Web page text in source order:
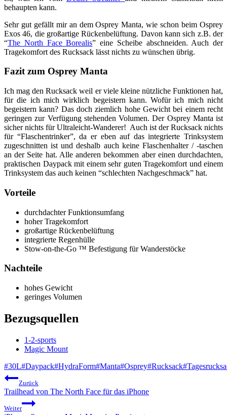
behaupten kann.
Sehr gut gefällt mir an dem Osprey Manta, wie schon beim Osprey
Exos 46, die großartige Rückenbelüftung. Davon kann sich z.B. der
“The North Face Borealis” eine Scheibe abschneiden. Auch der
Tragekomfort des Rucksack lässt nichts zu wünschen übrig.
Fazit zum Osprey Manta
Ich mag den Rucksack weil er viele kleine nützliche Funktionen hat,
für die ich mich wirklich begeistern kann. Wofür ich mich nicht
begeistern kann? Das doch ziemlich hohe Gewicht bei einem recht
geringen zur Verfügung stehenden Volumen. Der Osprey Manta ist
sicher nichts für Ultraleicht-Wanderer! Auch ist der Rucksack nichts
für “Flaschentrinker”, da er eben auf das integrierte Trinksystem
zugeschnitten ist und deshalb auch keine Flaschenhalter / -taschen
an der Seite hat. Alle anderen bekommen aber einen durchdachten,
praktischen Daypack mit einem sehr guten Tragekomfort und einem
Trinksystem das auch keinen “schlechten Nachgeschmack” hat.
Vorteile
durchdachter Funktionsumfang
hoher Tragekomfort
großartige Rückenbelüftung
integrierte Regenhülle
Stow-on-the-Go ™ Befestigung für Wanderstöcke
Nachteile
hohes Gewicht
geringes Volumen
Bezugsquellen
1-2-sports
Magic Mount
Schlagworte:
#30L#Daypack#HydraForm#Manta#Osprey#Rucksack#
Beitragsnavigation
Zurück
Trailhead von The North Face für das iPhone
Weiter